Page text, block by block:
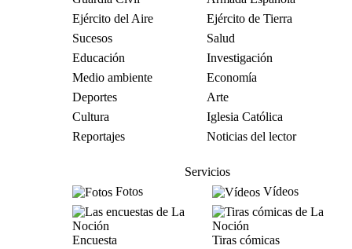
Ejército del Aire
Ejército de Tierra
Sucesos
Salud
Educación
Investigación
Medio ambiente
Economía
Deportes
Arte
Cultura
Iglesia Católica
Reportajes
Noticias del lector
Servicios
Fotos
Vídeos
Encuesta Tiras cómicas